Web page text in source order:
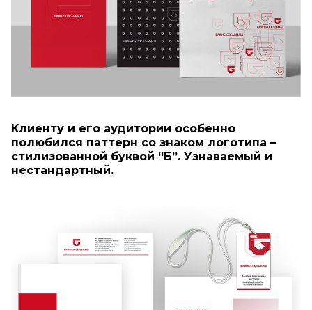
Клиенту и его аудитории особенно
полюбился паттерн со знаком логотипа –
стилизованной буквой “Б”. Узнаваемый и
нестандартный.